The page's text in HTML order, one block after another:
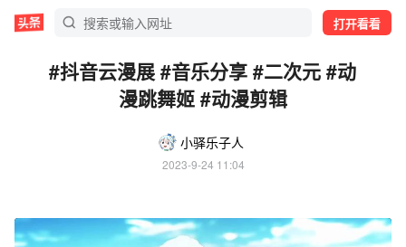
打开看看
#抖音云漫展 #音乐分享 #二次元 #动
漫跳舞姬 #动漫剪辑
小驿乐子人
2023-9-24 11:04